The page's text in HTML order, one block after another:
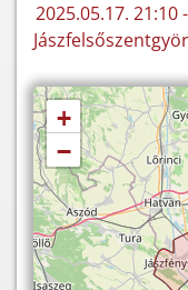
2025.05.17.
+
−